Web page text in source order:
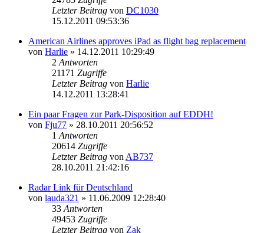
Letzter Beitrag von DC1030
15.12.2011 09:53:36
American Airlines approves iPad as flight bag replacement
von Harlie » 14.12.2011 10:29:49
2 Antworten
21171 Zugriffe
Letzter Beitrag von Harlie
14.12.2011 13:28:41
Ein paar Fragen zur Park-Disposition auf EDDH!
von Fju77 » 28.10.2011 20:56:52
1 Antworten
20614 Zugriffe
Letzter Beitrag von AB737
28.10.2011 21:42:16
Radar Link für Deutschland
von lauda321 » 11.06.2009 12:28:40
33 Antworten
49453 Zugriffe
Letzter Beitrag von Zak